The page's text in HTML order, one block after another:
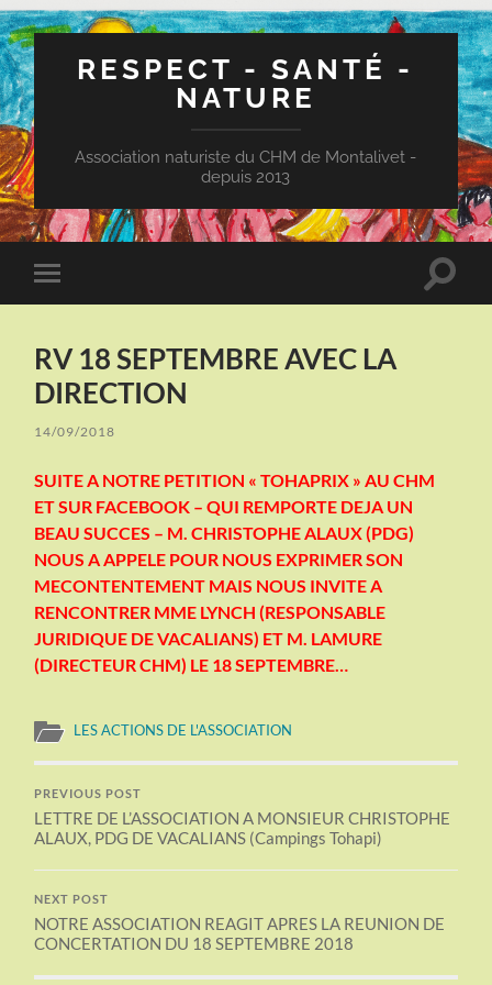
RESPECT - SANTÉ -
NATURE
Association naturiste du CHM de Montalivet -
depuis 2013
Toggle
mobile
Toggle
RV 18 SEPTEMBRE AVEC LA
DIRECTION
14/09/2018
SUITE A NOTRE PETITION « TOHAPRIX » AU CHM
ET SUR FACEBOOK – QUI REMPORTE DEJA UN
BEAU SUCCES – M. CHRISTOPHE ALAUX (PDG)
NOUS A APPELE POUR NOUS EXPRIMER SON
MECONTENTEMENT MAIS NOUS INVITE A
RENCONTRER MME LYNCH (RESPONSABLE
JURIDIQUE DE VACALIANS) ET M. LAMURE
(DIRECTEUR CHM) LE 18 SEPTEMBRE…
LES ACTIONS DE L'ASSOCIATION
PREVIOUS POST
LETTRE DE L’ASSOCIATION A MONSIEUR CHRISTOPHE
ALAUX, PDG DE VACALIANS (Campings Tohapi)
NEXT POST
NOTRE ASSOCIATION REAGIT APRES LA REUNION DE
CONCERTATION DU 18 SEPTEMBRE 2018